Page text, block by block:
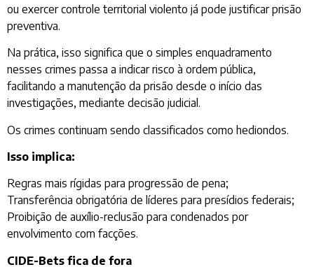
ou exercer controle territorial violento já pode justificar prisão
preventiva.
Na prática, isso significa que o simples enquadramento
nesses crimes passa a indicar risco à ordem pública,
facilitando a manutenção da prisão desde o início das
investigações, mediante decisão judicial.
Os crimes continuam sendo classificados como hediondos.
Isso implica:
Regras mais rígidas para progressão de pena;
Transferência obrigatória de líderes para presídios federais;
Proibição de auxílio-reclusão para condenados por
envolvimento com facções.
CIDE-Bets fica de fora